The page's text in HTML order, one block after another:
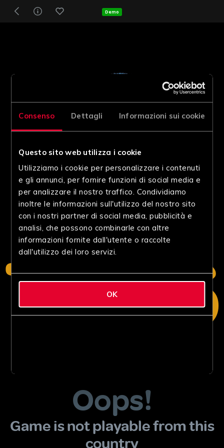
Consenso Dettagli Informazioni sui cookie
Questo sito web utilizza i cookie
Utilizziamo i cookie per personalizzare i contenuti
e gli annunci, per fornire funzioni di social media e
per analizzare il nostro traffico. Condividiamo
inoltre le informazioni sull'utilizzo del nostro sito
con i nostri partner di social media, pubblicità e
analisi, che possono combinarle con altre
informazioni fornite dall'utente o raccolte
dall'utilizzo dei loro servizi.
OK
Demo